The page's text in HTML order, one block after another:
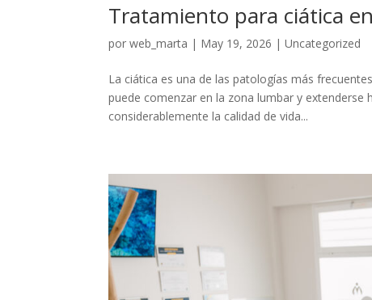
Tratamiento para ciática
porweb_marta | May 19, 2026 |Uncategorized
La ciática es una de las patologías más
puede comenzar en la zona lumbar y extenderse
considerablemente la calidad de vida...